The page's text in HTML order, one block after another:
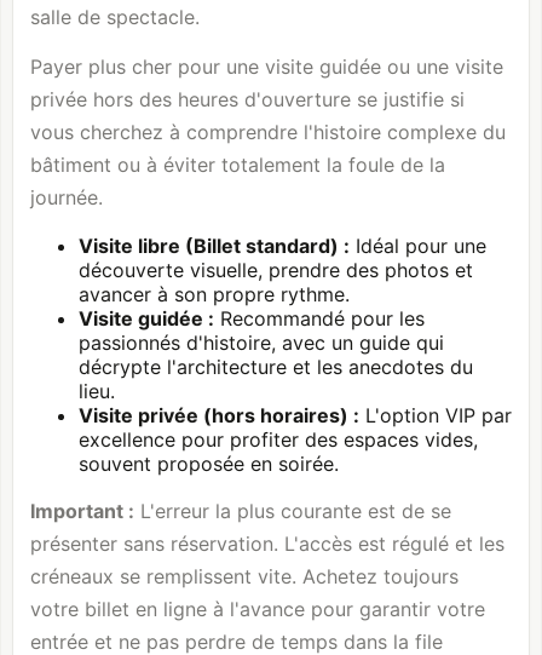
salle de spectacle.
Payer plus cher pour une visite guidée ou une visite
privée hors des heures d'ouverture se justifie si
vous cherchez à comprendre l'histoire complexe du
bâtiment ou à éviter totalement la foule de la
journée.
Visite libre (Billet standard) : Idéal pour une
découverte visuelle, prendre des photos et
avancer à son propre rythme.
Visite guidée : Recommandé pour les
passionnés d'histoire, avec un guide qui
décrypte l'architecture et les anecdotes du
lieu.
Visite privée (hors horaires) : L'option VIP par
excellence pour profiter des espaces vides,
souvent proposée en soirée.
Important : L'erreur la plus courante est de se
présenter sans réservation. L'accès est régulé et les
créneaux se remplissent vite. Achetez toujours
votre billet en ligne à l'avance pour garantir votre
entrée et ne pas perdre de temps dans la file